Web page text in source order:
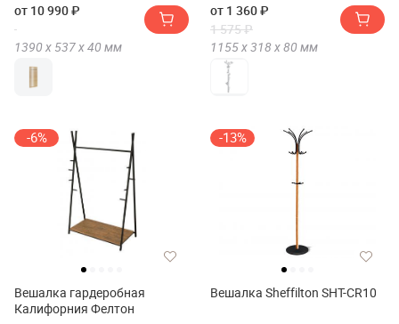
от 10 990 ₽
1390 х 537 х40 мм
от 1 360 ₽
1 575 ₽
1155 х318 х80 мм
-6%
Вешалка гардеробная
Калифорния Фелтон
-13%
Вешалка Sheffilton SHT-CR10